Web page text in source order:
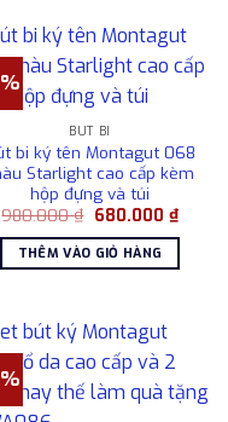
₫.
BÚT BI
bi ký tên Montagut 068
Starlight cao cấp kèm
hộp đựng và túi
980.000₫ Giá
là:
980.000 ₫.
680.000 ₫Giá
hiện
tại
THÊM VÀO GIỎ HÀNG